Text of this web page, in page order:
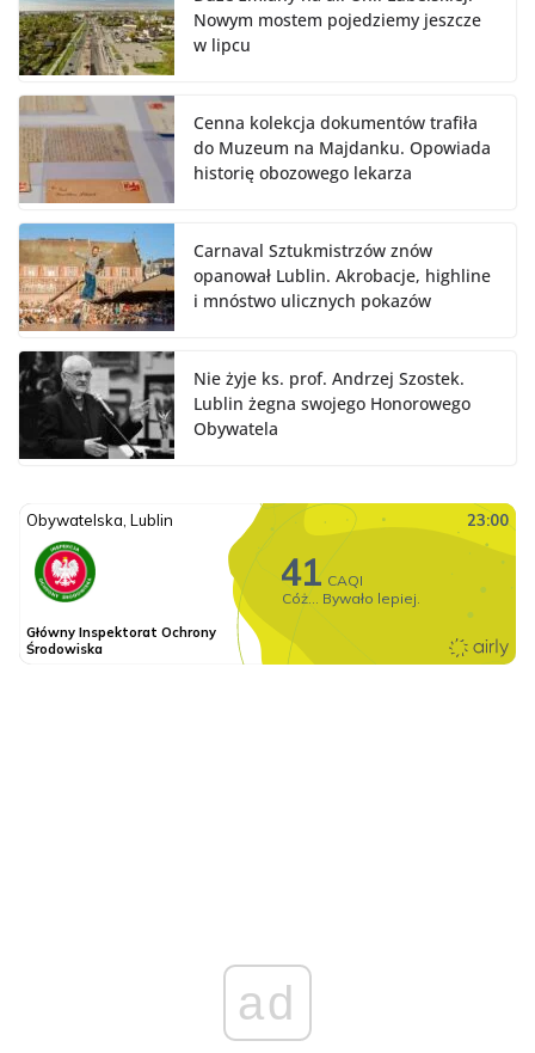
Nowym mostem pojedziemy jeszcze
w lipcu
Cenna kolekcja dokumentów trafiła
do Muzeum na Majdanku. Opowiada
historię obozowego lekarza
Carnaval Sztukmistrzów znów
opanował Lublin. Akrobacje, highline
i mnóstwo ulicznych pokazów
Nie żyje ks. prof. Andrzej Szostek.
Lublin żegna swojego Honorowego
Obywatela
ad